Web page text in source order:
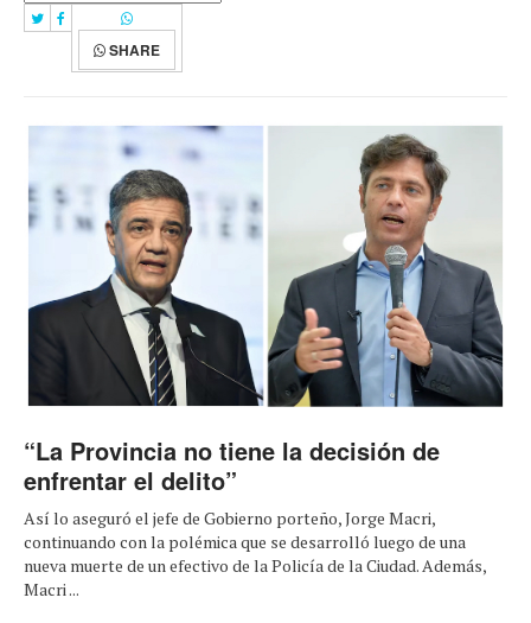
SHARE
“La Provincia no tiene la decisión de
enfrentar el delito”
Así lo aseguró el jefe de Gobierno porteño, Jorge Macri,
continuando con la polémica que se desarrolló luego de una
nueva muerte de un efectivo de la Policía de la Ciudad. Además,
Macri ...